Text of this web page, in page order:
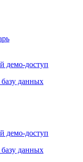
демо-доступ
данных
демо-доступ
данных